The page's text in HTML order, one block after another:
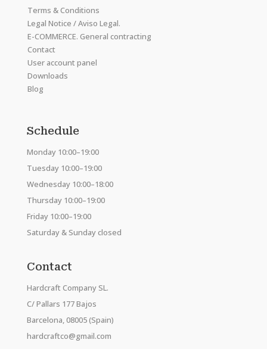
Terms & Conditions
Legal Notice / Aviso Legal.
E-COMMERCE. General contracting
Contact
User account panel
Downloads
Blog
Schedule
Monday 10:00–19:00
Tuesday 10:00–19:00
Wednesday 10:00–18:00
Thursday 10:00–19:00
Friday 10:00–19:00
Saturday & Sunday closed
Contact
Hardcraft Company SL.
C/ Pallars 177 Bajos
Barcelona, 08005 (Spain)
hardcraftco@gmail.com